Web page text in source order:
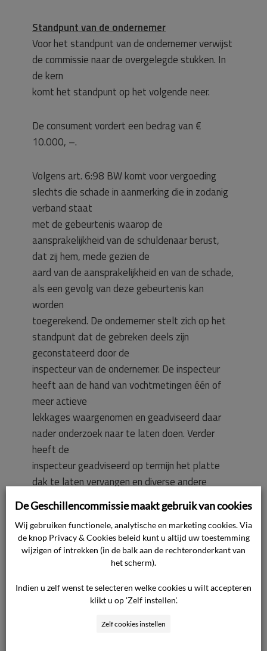
Standpunt van de ondernemer
Voor het standpunt van de ondernemer verwijst
de commissie naar de overgelegde stukken. In
de kern
komt het standpunt op het volgende neer.
De consument vordert een bedrag van €
10.000, –.
Volgens art. 6:98 BW komt voor vergoeding
slechts die schade in aanmerking die in zodanig
verband staat
met de gebeurtenis waarop de
aansprakelijkheid van de schuldenaar berust,
dat zij hem, mede gezien de
aard van de aansprakelijkheid en van de schade,
als een gevolg van deze gebeurtenis kan
worden
toegerekend. De ondernemer stelt zich op het
standpunt dat de gebreken deels zijn
geconstateerd door de
inspecteur van de ondernemer. De inspecteur
heeft aan de hand van vochtmetingen één of
meer actieve
lekkages waargenomen en geadviseerd daar
nader onderzoek naar te laten doen. Verder
heeft de
inspecteur geadviseerd op termijn het platte
dak te laten vervangen en diverse andere
gebreken aan het
dak per direct te laten herstellen. Ook is de
lekkage in de badkamer in het Bouwkundig
Rapport vermeld.
Verder zijn er gebreken aan de radiatoren
betonrot
dit niet door de inspecteur worden
De Geschillencommissie maakt gebruik van cookies
Wij gebruiken functionele, analytische en marketing cookies. Via
de knop Privacy & Cookies beleid kunt u altijd uw toestemming
wijzigen of intrekken (in de balk aan de rechteronderkant van
het scherm).
Indien u zelf wenst te selecteren welke cookies u wilt accepteren
klikt u op 'Zelf instellen'.
Zelf cookies instellen